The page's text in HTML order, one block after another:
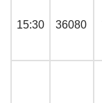
15:30 36080